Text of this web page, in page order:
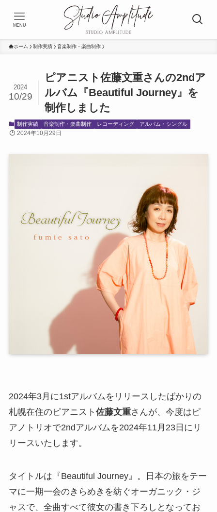
MENU
ホーム 制作実績 音楽制作・楽曲制作
ピアニスト佐藤文重さんの2ndア
ルバム『Beautiful Journey』を
制作しました
2024
10/29
制作実績 音楽制作・楽曲制作 レコーディング アルバム・シングル
2024年10月29日
2024年3月に1stアルバムをリリースしたばかりの
札幌在住のピアニスト 佐藤文重さんが、今度はピ
アノトリオで2ndアルバムを2024年11月23日にリ
リースいたします。
タイトルは『Beautiful Journey』。日本の旅をテー
マに一期一会のきらめきを紡ぐオーガニック・ジ
ャスで、全曲すべて彼女の書き下ろしとなってお